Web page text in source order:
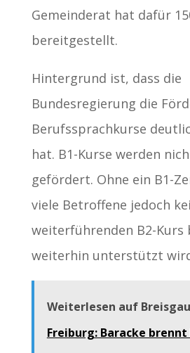
Gemeinderat hat dafür
bereitgestellt.
Hintergrund ist, dass die
Bundesregierung die
Berufssprachkurse
hat. B1-Kurse werden
gefördert. Ohne ein B1-
viele Betroffene jedoch
weiterführenden B2-Kurs
weiterhin unterstützt
Weiterlesen auf
Freiburg: Baracke